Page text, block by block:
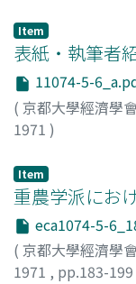
Item
表紙・執筆者
11074-5-
( 京都大學經濟學
1971 )
Item
重農学派にお
eca1074-5-
( 京都大學經濟學
1971 , pp.183-199